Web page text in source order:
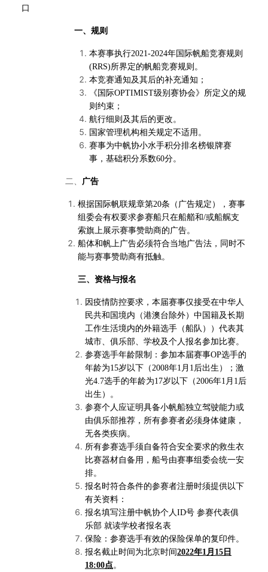
口
一、规则
本赛事执行2021-2024年国际帆船竞赛规则
(RRS)所界定的帆船竞赛规则。
本竞赛通知及其后的补充通知；
《国际OPTIMIST级别赛协会》所定义的规
则约束；
航行细则及其后的更改。
国家管理机构相关规定不适用。
赛事为中帆协小水手积分排名榜银牌赛
事，基础积分系数60分。
二、 广告
根据国际帆联规章第20条（广告规定），赛事
组委会有权要求参赛船只在船艏和/或船艉支
索旗上展示赛事赞助商的广告。
船体和帆上广告必须符合当地广告法，同时不
能与赛事赞助商有抵触。
三、资格与报名
因疫情防控要求，本届赛事仅接受在中华人
民共和国境内（港澳台除外）中国籍及长期
工作生活境内的外籍选手（船队））代表其
城市、俱乐部、学校及个人报名参加比赛。
参赛选手年龄限制：参加本届赛事OP选手的
年龄为15岁以下（2008年1月1后出生）；激
光4.7选手的年龄为17岁以下（2006年1月1后
出生）。
参赛个人应证明具备小帆船独立驾驶能力或
由俱乐部推荐，所有参赛者必须身体健康，
无各类疾病。
所有参赛选手须自备符合安全要求的救生衣
比赛器材自备用，船号由赛事组委会统一安
排。
报名时符合条件的参赛者注册时须提供以下
有关资料：
报名填写注册中帆协个人ID号 参赛代表俱
乐部 就读学校者报名表
保险：参赛选手有效的保险保单的复印件。
报名截止时间为北京时间2022年1月15日
18:00点。